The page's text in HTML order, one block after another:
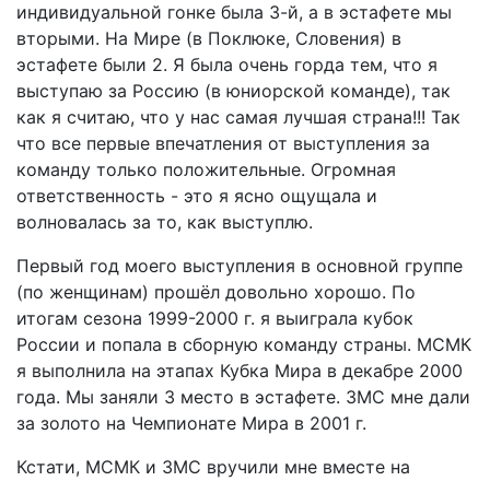
индивидуальной гонке была 3-й, а в эстафете мы
вторыми. На Мире (в Поклюке, Словения) в
эстафете были 2. Я была очень горда тем, что я
выступаю за Россию (в юниорской команде), так
как я считаю, что у нас самая лучшая страна!!! Так
что все первые впечатления от выступления за
команду только положительные. Огромная
ответственность - это я ясно ощущала и
волновалась за то, как выступлю.
Первый год моего выступления в основной группе
(по женщинам) прошёл довольно хорошо. По
итогам сезона 1999-2000 г. я выиграла кубок
России и попала в сборную команду страны. МСМК
я выполнила на этапах Кубка Мира в декабре 2000
года. Мы заняли 3 место в эстафете. ЗМС мне дали
за золото на Чемпионате Мира в 2001 г.
Кстати, МСМК и ЗМС вручили мне вместе на